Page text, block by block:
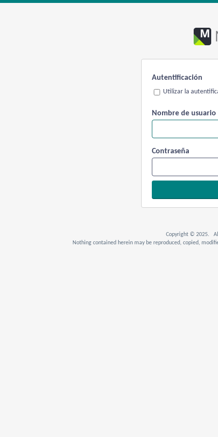
Autentificación
Utilizar la
Nombre de usuario
Contraseña
Copyright © 2025. All
Nothing contained herein may be reproduced, copied,